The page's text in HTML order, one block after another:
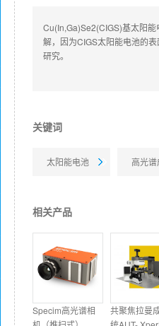
Cu(In,Ga)Se2(CIGS)基太阳
解，因为CIGS太阳能电池的
研究。
关键词
太阳能电池 高光谱
相关产品
Specim高光谱相
共聚焦拉曼